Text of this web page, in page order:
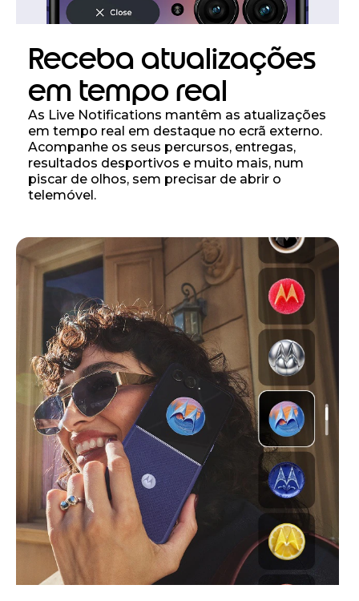
Receba atualizações
em tempo real
As Live Notifications mantêm as atualizações
em tempo real em destaque no ecrã externo.
Acompanhe os seus percursos, entregas,
resultados desportivos e muito mais, num
piscar de olhos, sem precisar de abrir o
telemóvel.